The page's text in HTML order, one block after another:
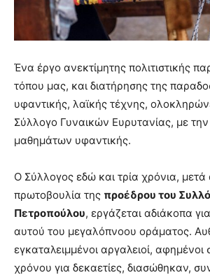
Ένα έργο ανεκτίμητης πολιτιστικής
τόπου μας, και διατήρησης της
υφαντικής, λαϊκής τέχνης,
Σύλλογο Γυναικών Ευρυτανίας, με
μαθημάτων υφαντικής.
Ο Σύλλογος εδώ και τρία χρόνια, μετά
πρωτοβουλία της προέδρου του
Πετροπούλου, εργάζεται αδιάκοπα
αυτού του μεγαλόπνοου οράματος.
εγκαταλειμμένοι αργαλειοί,
χρόνου για δεκαετίες, διασώθηκαν,